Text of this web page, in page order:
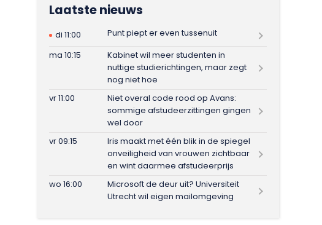
Laatste nieuws
di 11:00
Punt piept er even tussenuit
ma 10:15
Kabinet wil meer studenten in
nuttige studierichtingen, maar zegt
nog niet hoe
vr 11:00
Niet overal code rood op Avans:
sommige afstudeerzittingen gingen
wel door
vr 09:15
Iris maakt met één blik in de spiegel
onveiligheid van vrouwen zichtbaar
en wint daarmee afstudeerprijs
wo 16:00
Microsoft de deur uit? Universiteit
Utrecht wil eigen mailomgeving